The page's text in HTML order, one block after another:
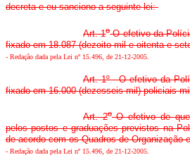
decreta e eu sanciono a seguinte lei:
Art. 1oO efetivo da
fixado em 18.087 (dezoito mil e oitenta e
- Redação dada pela Lei nº 15.496, de 21-12-2005
Art. 1º - O efetivo da
fixado em 16.000 (dezesseis mil) policiais
Art. 2oO efetivo de
pelos postos e graduações previstos na
de acordo com os Quadros de Organização
- Redação dada pela Lei nº 15.496, de 21-12-2005